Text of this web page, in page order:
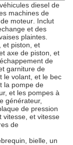
diesel de
machines de
moteur . Inclut
et des
plaintes.
et piston, et
axe de piston, et
de
garniture de
le volant, et le bec
la pompe de
et les pompes à
générateur,
de pression
vitesse, et vitesse
de
bielle, un